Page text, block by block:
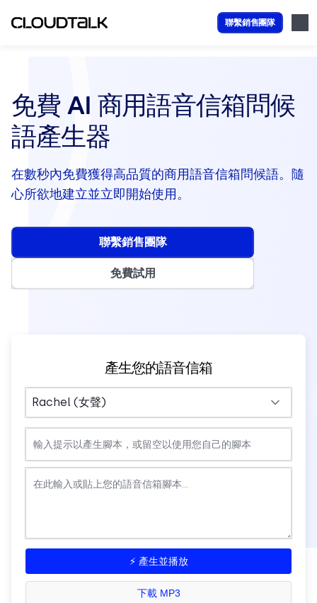
聯繫銷售團隊
免費 AI 商用語音信箱問候
語產生器
在數秒內免費獲得高品質的商用語音信箱問候語。隨
心所欲地建立並立即開始使用。
聯繫銷售團隊
免費試用
產生您的語音信箱
⚡ 產生並播放
下載 MP3